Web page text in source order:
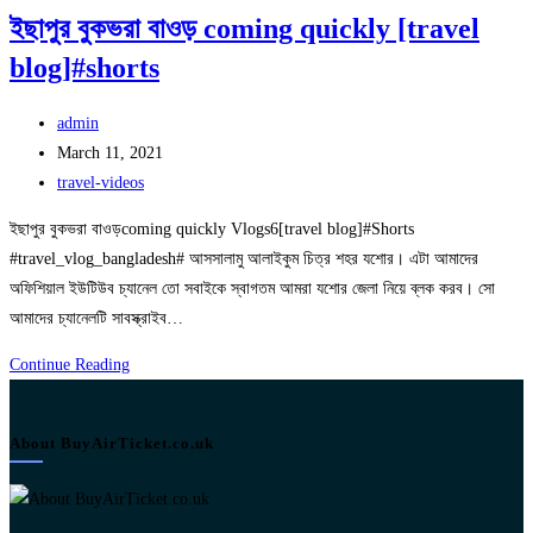
ইছাপুর বুকভরা বাওড় coming quickly [travel
blog]#shorts
Post
author:
admin
Post
published:
March 11, 2021
Post
travel-videos
ইছাপুর বুকভরা বাওড়coming quickly Vlogs6[travel blog]#Shorts
#travel_vlog_bangladesh# আসসালামু আলাইকুম চিত্র শহর যশোর। এটা আমাদের
অফিশিয়াল ইউটিউব চ্যানেল তো সবাইকে স্বাগতম আমরা যশোর জেলা নিয়ে ব্লক করব। সো
আমাদের চ্যানেলটি সাবস্ক্রাইব…
Continue Readingইছাপুর
coming
About BuyAirTicket.co.uk